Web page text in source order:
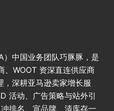
中国业务团队巧豚豚，是
、WOOT 资深直连供应商
深耕亚马逊卖家增长服
活动、广告策略与站外引
排名、宣品牌、清库存一